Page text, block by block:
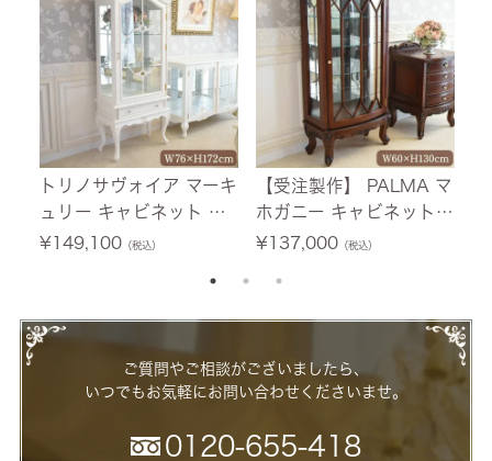
トリノサヴォイア マーキ
ュリー キャビネット ホ
ワイト 幅76cm 【送料無
¥149,100（税込）
【受注製作】 PALMA マ
ホガニー キャビネット
幅60cm 【送料無料/設
¥137,000（税込）
ご質問やご相談がございましたら、
いつでもお気軽にお問い合わせくださいませ。
0120-655-418